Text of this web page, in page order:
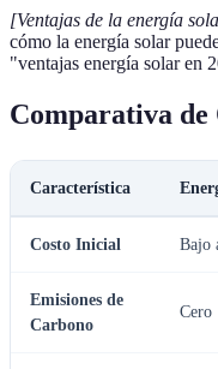
[Ventajas de la energía
cómo la energía solar
"ventajas energía solar en
Comparativa de
Característica
Costo Inicial Bajo
Emisiones de
Carbono
Cero